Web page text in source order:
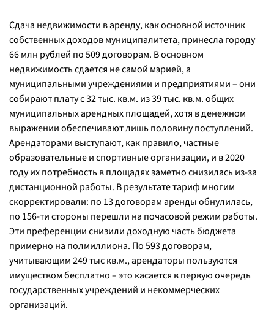
Сдача недвижимости в аренду, как основной источник
собственных доходов муниципалитета, принесла городу
66 млн рублей по 509 договорам. В основном
недвижимость сдается не самой мэрией, а
муниципальными учреждениями и предприятиями – они
собирают плату с 32 тыс. кв.м. из 39 тыс. кв.м. общих
муниципальных арендных площадей, хотя в денежном
выражении обеспечивают лишь половину поступлений.
Арендаторами выступают, как правило, частные
образовательные и спортивные организации, и в 2020
году их потребность в площадях заметно снизилась из-за
дистанционной работы. В результате тариф многим
скорректировали: по 13 договорам аренды обнулилась,
по 156-ти стороны перешли на почасовой режим работы.
Эти преференции снизили доходную часть бюджета
примерно на полмиллиона. По 593 договорам,
учитывающим 249 тыс кв.м., арендаторы пользуются
имуществом бесплатно – это касается в первую очередь
государственных учреждений и некоммерческих
организаций.